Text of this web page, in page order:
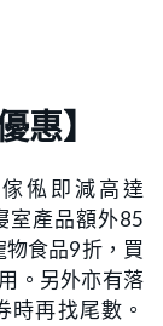
惠】
俬即減高達
室產品額外85
食品9折，買
。另外亦有落
時再找尾數。